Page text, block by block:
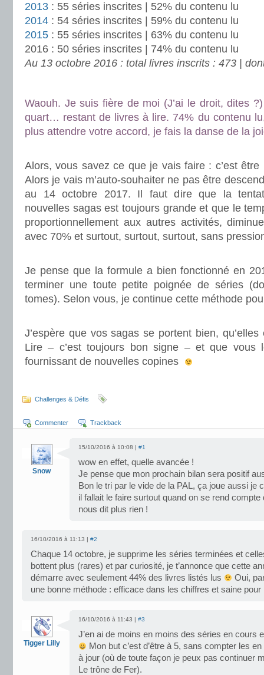
2013 : 55 séries inscrites | 52% du contenu lu
2014 : 54 séries inscrites | 59% du contenu lu
2015 : 55 séries inscrites | 63% du contenu lu
2016 : 50 séries inscrites | 74% du contenu lu
Au 13 octobre 2016 : total livres inscrits : 473 |
Waouh. Je suis fière de moi (J’ai le droit, dites
quart… restant de livres à lire. 74% du contenu
plus attendre votre accord, je fais la danse de la
Alors, vous savez ce que je vais faire : c’est
Alors je vais m’auto-souhaiter ne pas être
au 14 octobre 2017. Il faut dire que la
nouvelles sagas est toujours grande et que le
proportionnellement aux autres activités,
avec 70% et surtout, surtout, surtout, sans
Je pense que la formule a bien fonctionné en
terminer une toute petite poignée de séries
tomes). Selon vous, je continue cette méthode
J’espère que vos sagas se portent bien,
Lire – c’est toujours bon signe – et que vous
fournissant de nouvelles copines
Challenges & Défis
Commenter Trackback
Snow
15/10/2016 à 10:08 | #1
wow en effet, quelle avancée !
Je pense que mon prochain bilan sera positif
Bon le tri par le vide de la PAL, ça joue aussi je
il fallait le faire surtout quand on se rend compte
nous dit plus rien !
16/10/2016 à 11:13 | #2
Chaque 14 octobre, je supprime les séries terminées et
bottent plus (rares) et par curiosité, je t’annonce que cette
démarre avec seulement 44% des livres listés lus
Oui,
une bonne méthode : efficace dans les chiffres et saine pour
Tigger Lilly
16/10/2016 à 11:43 | #3
J’en ai de moins en moins des séries en cours
Mon but c’est d’être à 5, sans compter les
à jour (où de toute façon je peux pas continuer
Le trône de Fer).